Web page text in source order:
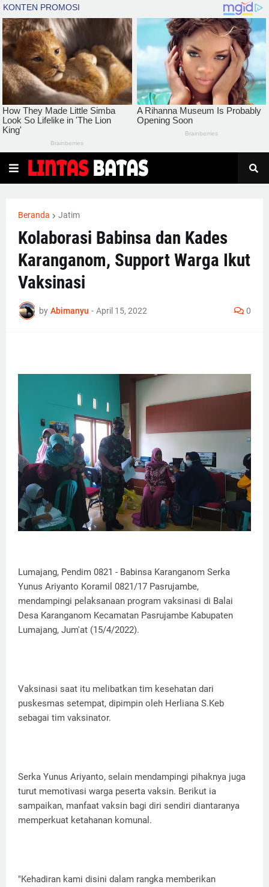
Beranda Jatim
Kolaborasi Babinsa dan Kades
Karanganom, Support Warga Ikut
Vaksinasi
by Abimanyu - April 15, 2022 0
Lumajang, Pendim 0821 - Babinsa Karanganom Serka
Yunus Ariyanto Koramil 0821/17 Pasrujambe,
mendampingi pelaksanaan program vaksinasi di Balai
Desa Karanganom Kecamatan Pasrujambe Kabupaten
Lumajang, Jum'at (15/4/2022).
Vaksinasi saat itu melibatkan tim kesehatan dari
puskesmas setempat, dipimpin oleh Herliana S.Keb
sebagai tim vaksinator.
Serka Yunus Ariyanto, selain mendampingi pihaknya juga
turut memotivasi warga peserta vaksin. Berikut ia
sampaikan, manfaat vaksin bagi diri sendiri diantaranya
memperkuat ketahanan komunal.
"Kehadiran kami disini dalam rangka memberikan